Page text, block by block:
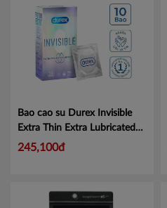
BR- Vũng Tàu
Cần Thơ
An Giang
Bến Tre
Cà Mau
Bao cao su Durex Invisible
Extra Thin Extra Lubricated
10 chiếc/ hộp
245,100đ